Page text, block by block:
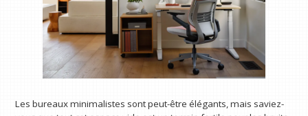
Les bureaux minimalistes sont peut-être élégants, mais saviez-